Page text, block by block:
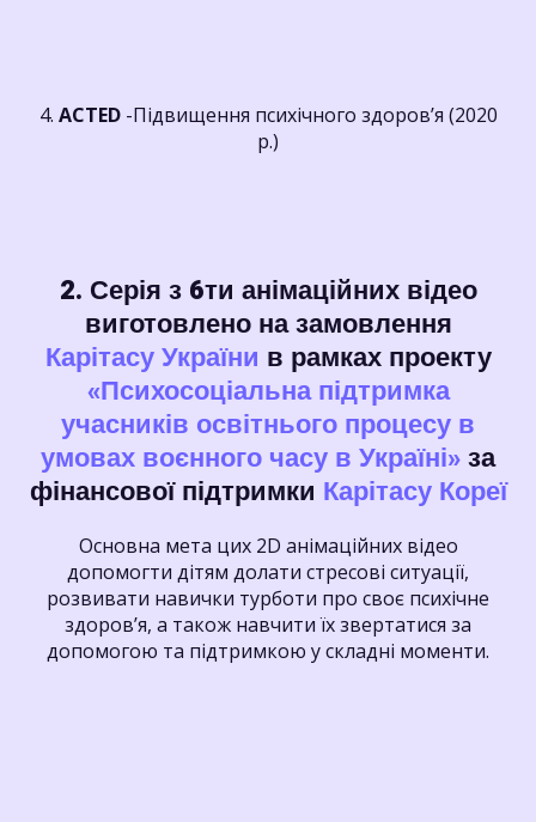
4. ACTED-Підвищення психічного здоров’я (2020
р.)
2. Серія з 6ти анімаційних відео
виготовлено на замовлення
Карітасу України в рамках проекту
«Психосоціальна підтримка
учасників освітнього процесу в
умовах воєнного часу в Україні»за
фінансової підтримки Карітасу Кореї
Основна мета цих 2D анімаційних відео
допомогти дітям долати стресові ситуації,
розвивати навички турботи про своє психічне
здоров’я, а також навчити їх звертатися за
допомогою та підтримкою у складні моменти.